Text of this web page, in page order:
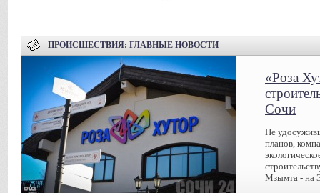
ПРОИСШЕСТВИЯ: ГЛАВНЫЕ НОВОСТИ
«Роза
Сочи
Не
планов,
Мзымта - на